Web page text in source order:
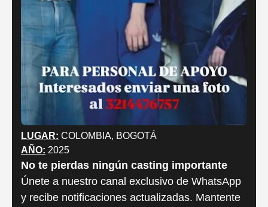
LUGAR: COLOMBIA, BOGOTÁ
AÑO: 2025
No te pierdas ningún casting importante
Únete a nuestro canal exclusivo de WhatsApp
y recibe notificaciones actualizadas. Mantente